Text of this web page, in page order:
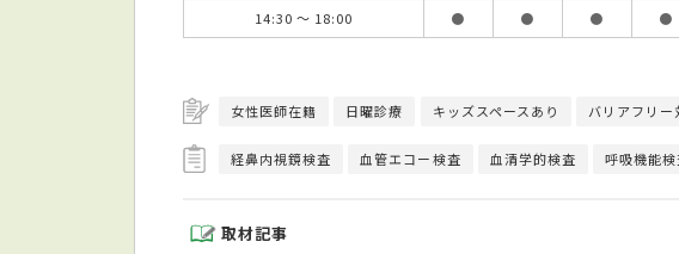
14:30 ～ 18:00
● ● ● ●
女性医師在籍 日曜診療 キッズスペースあり バリアフリー
経鼻内視鏡検査 血管エコー検査 血清学的検査 呼吸機能検
取材記事